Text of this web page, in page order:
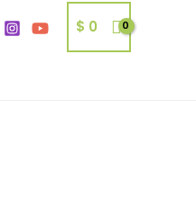
$ 0